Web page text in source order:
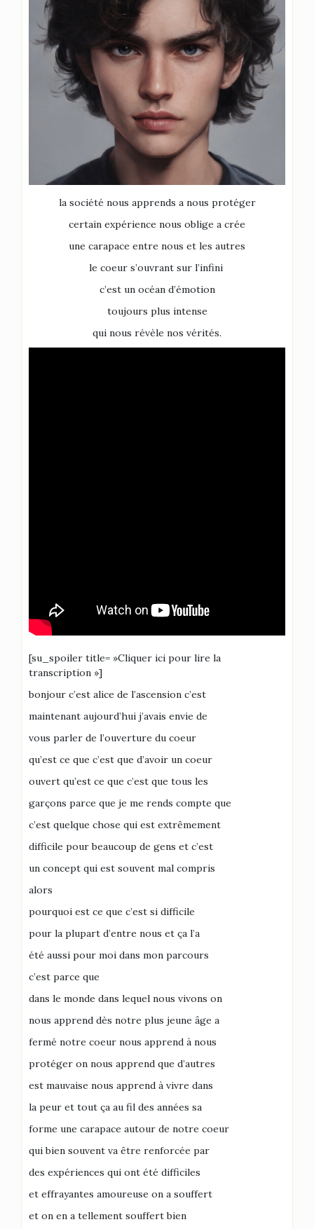
la société nous apprends a nous protéger
certain expérience nous oblige a crée
une carapace entre nous et les autres
le coeur s’ouvrant sur l’infini
c’est un océan d’émotion
toujours plus intense
qui nous révèle nos vérités.
[su_spoiler title= »Cliquer ici pour lire la
transcription »]
bonjour c’est alice de l’ascension c’est
maintenant aujourd’hui j’avais envie de
vous parler de l’ouverture du coeur
qu’est ce que c’est que d’avoir un coeur
ouvert qu’est ce que c’est que tous les
garçons parce que je me rends compte que
c’est quelque chose qui est extrêmement
difficile pour beaucoup de gens et c’est
un concept qui est souvent mal compris
alors
pourquoi est ce que c’est si difficile
pour la plupart d’entre nous et ça l’a
été aussi pour moi dans mon parcours
c’est parce que
dans le monde dans lequel nous vivons on
nous apprend dès notre plus jeune âge a
fermé notre coeur nous apprend à nous
protéger on nous apprend que d’autres
est mauvaise nous apprend à vivre dans
la peur et tout ça au fil des années sa
forme une carapace autour de notre coeur
qui bien souvent va être renforcée par
des expériences qui ont été difficiles
et effrayantes amoureuse on a souffert
et on en a tellement souffert bien